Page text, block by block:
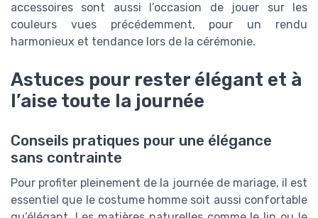
accessoires sont aussi l’occasion de jouer sur les
couleurs vues précédemment, pour un rendu
harmonieux et tendance lors de la cérémonie.
Astuces pour rester élégant et à
l’aise toute la journée
Conseils pratiques pour une élégance
sans contrainte
Pour profiter pleinement de la journée de mariage, il est
essentiel que le costume homme soit aussi confortable